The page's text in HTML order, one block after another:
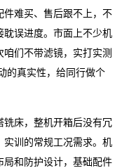
难买、售后跟不上，不
误进度。市面上不少机
们不带滤镜，实打实测
的真实性，给同行做个
床，整机开箱后没有冗
训的常规工况需求。机
局和防护设计，基础配件